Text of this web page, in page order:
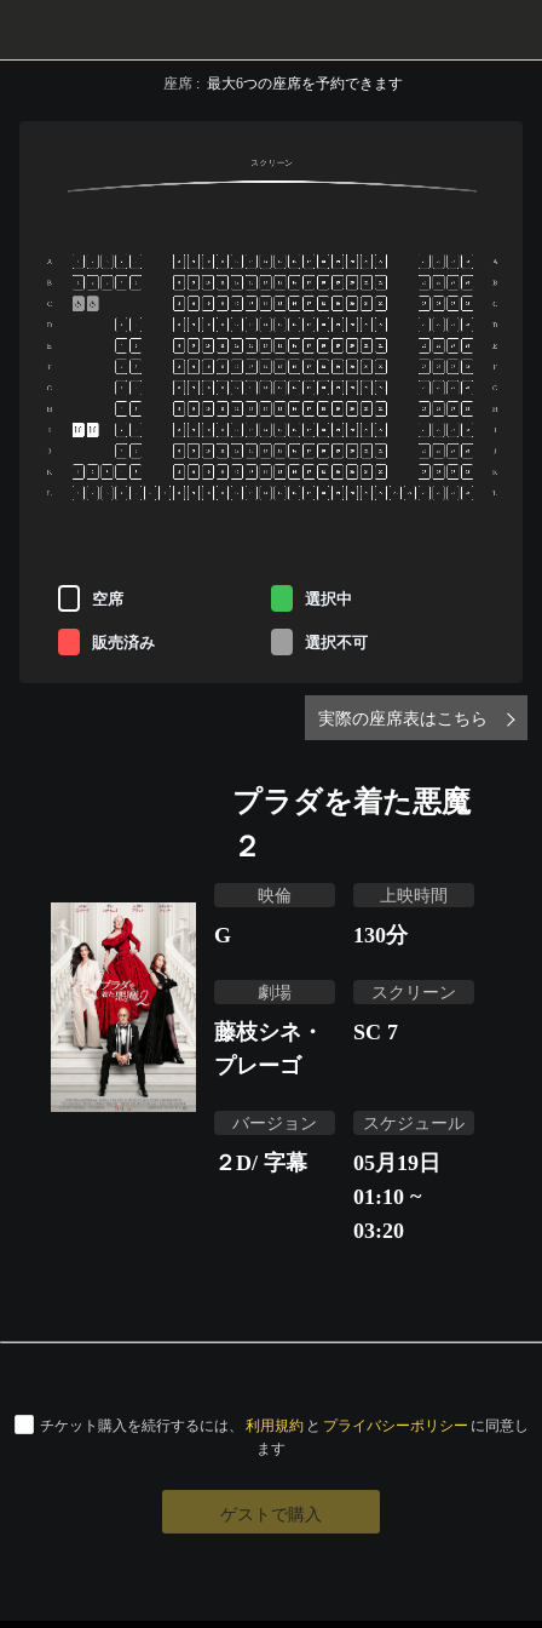
座席 : 最大6つの座席を予約できます
スクリーン
A
B
C
D
E
F
G
H
I
J
K
L
A
B
C
D
E
F
G
H
I
J
K
L
1 3 4 8 9 10 11 12 13 14 15 16 17 18 19 20 21 22 26 27 28
1 2 3 4 5 8 9 10 11 12 13 14 15 16 17 18 19 20 21 22 25 26 27 28
8 9 10 12 13 15 16 17 19 20 21 22 25 26 27 28
4 8 9 10 11 12 13 14 15 16 17 18 19 20 21 22 26 27 28
4 5 9 10 11 12 13 14 15 16 17 19 20 21 22 25 26 27 28
4 8 9 10 11 12 13 14 15 16 17 18 19 20 21 22 25 26 27 28
4 8 9 10 11 12 13 14 15 16 17 18 19 20 21 22 25 26 27 28
4 5 9 10 11 12 13 14 16 17 19 20 21 22 25 26 27
4 8 9 10 11 12 13 14 15 16 17 18 19 20 21 22 26 27 28
4 5 8 9 10 11 12 13 14 15 16 17 18 19 20 21 22 25 26 27 28
2 3 5 8 9 10 12 13 15 16 17 19 20 21 22 25 26 27 28
1 4 6 7 8 9 10 11 12 13 14 15 16 17 18 19 20 21 22 23 24 25 26 27 28
空席 選択中
販売済み 選択不可
実際の座席表はこちら
プラダを着た悪魔
２
映倫
G
上映時間
130分
劇場
藤枝シネ・
プレーゴ
スクリーン
SC 7
バージョン
２D/ 字幕
スケジュール
05月19日
01:10 ~
03:20
チケット購入を続行するには、 利用規約 と プライバシーポリシー に同意し
ます
ゲストで購入